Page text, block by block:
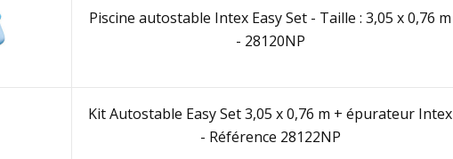
Piscine autostable Intex Easy Set - Taille : 3,05 x 0,76 m
- 28120NP
Kit Autostable Easy Set 3,05 x 0,76 m + épurateur Intex
- Référence 28122NP